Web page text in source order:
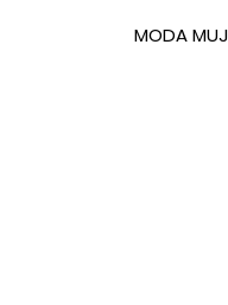
MODA